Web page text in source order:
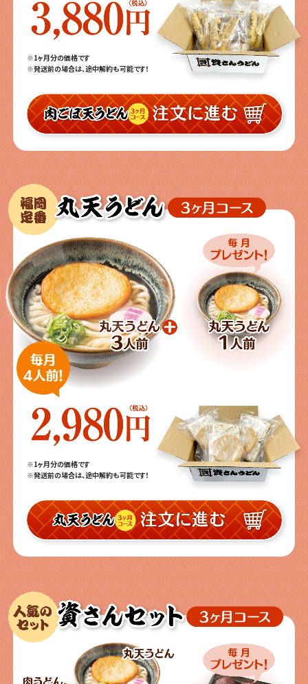
※1ヶ月分の価格です
※発送前の場合は、途中解約も可能です！
※1ヶ月分の価格です
※発送前の場合は、途中解約も可能です！